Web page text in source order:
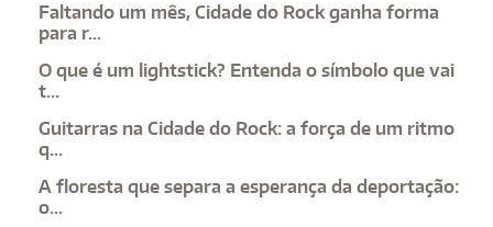
Faltando um mês, Cidade do Rock ganha forma
para r...
O que é um lightstick? Entenda o símbolo que vai
t...
Guitarras na Cidade do Rock: a força de um ritmo
q...
A floresta que separa a esperança da deportação:
o...